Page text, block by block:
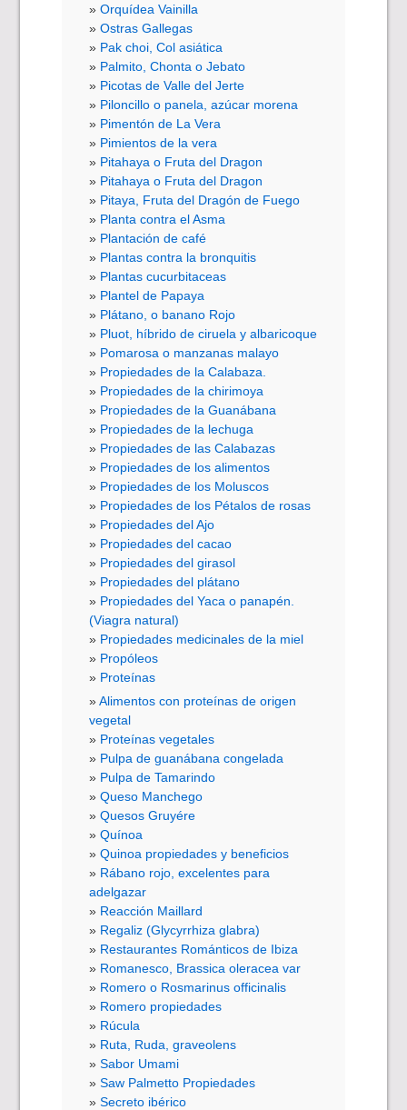
Orquídea Vainilla
Ostras Gallegas
Pak choi, Col asiática
Palmito, Chonta o Jebato
Picotas de Valle del Jerte
Piloncillo o panela, azúcar morena
Pimentón de La Vera
Pimientos de la vera
Pitahaya o Fruta del Dragon
Pitahaya o Fruta del Dragon
Pitaya, Fruta del Dragón de Fuego
Planta contra el Asma
Plantación de café
Plantas contra la bronquitis
Plantas cucurbitaceas
Plantel de Papaya
Plátano, o banano Rojo
Pluot, híbrido de ciruela y albaricoque
Pomarosa o manzanas malayo
Propiedades de la Calabaza.
Propiedades de la chirimoya
Propiedades de la Guanábana
Propiedades de la lechuga
Propiedades de las Calabazas
Propiedades de los alimentos
Propiedades de los Moluscos
Propiedades de los Pétalos de rosas
Propiedades del Ajo
Propiedades del cacao
Propiedades del girasol
Propiedades del plátano
Propiedades del Yaca o panapén.
(Viagra natural)
Propiedades medicinales de la miel
Propóleos
Proteínas
Alimentos con proteínas de origen
vegetal
Proteínas vegetales
Pulpa de guanábana congelada
Pulpa de Tamarindo
Queso Manchego
Quesos Gruyére
Quínoa
Quinoa propiedades y beneficios
Rábano rojo, excelentes para
adelgazar
Reacción Maillard
Regaliz (Glycyrrhiza glabra)
Restaurantes Románticos de Ibiza
Romanesco, Brassica oleracea var
Romero o Rosmarinus officinalis
Romero propiedades
Rúcula
Ruta, Ruda, graveolens
Sabor Umami
Saw Palmetto Propiedades
Secreto ibérico